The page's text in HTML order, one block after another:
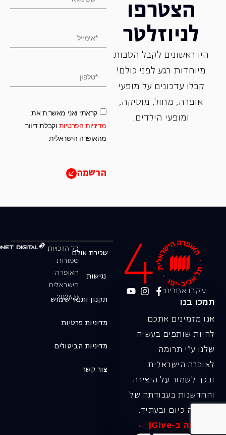
הצטרפו
לניוזלטר
היו ראשונים לקבל הטבות
מיוחדות רגע לפני כולם!
קבלו עדכונים על מופעי
אופרה, ‏מחול, ‏מוסיקה,
ומופעי הילדים.
קראתי ואני מאשר.ת את
מדיניות הפרטיות וקבלת דיוור
מהאופרה הישראלית
הרשמה
עקבו אחרינו:
תמכו בנו
אנו מזמינים אתכם
להיות שותפים בעשיה
שלנו ע"י תרומה
לאופרה הישראלית
ובכך לשמור על היצירה
והחדשנות בעבודתה של
האופרה כיום ובעתיד.
לתרומה ב-JGive ←
כל הזכויות
שמורות
האופרה
הישראלית
© 2026
שכירת אולם
נגישות
תקנון ותנאי שימוש
מדיניות פרטיות
מדיניות הביטולים
צור קשר